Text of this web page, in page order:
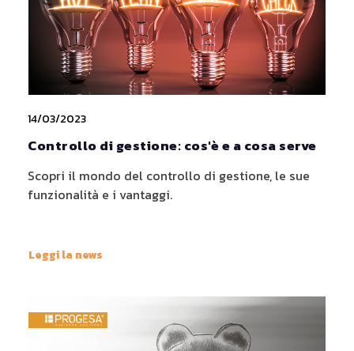
14/03/2023
Controllo di gestione: cos'è e a cosa serve
Scopri il mondo del controllo di gestione, le sue
funzionalità e i vantaggi.
Leggi la news